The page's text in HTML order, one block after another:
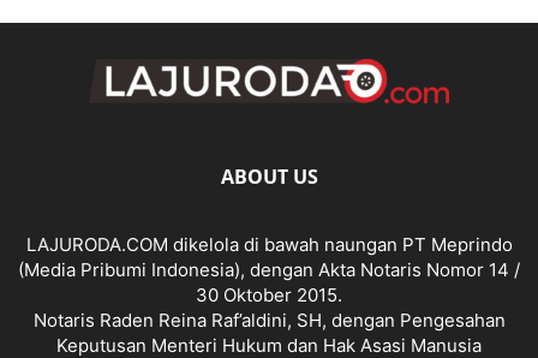
ABOUT US
LAJURODA.COM dikelola di bawah naungan PT Meprindo
(Media Pribumi Indonesia), dengan Akta Notaris Nomor 14 /
30 Oktober 2015.
Notaris Raden Reina Raf’aldini, SH, dengan Pengesahan
Keputusan Menteri Hukum dan Hak Asasi Manusia